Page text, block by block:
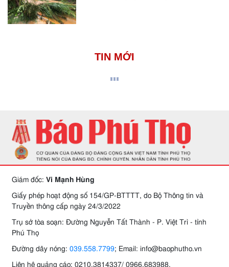
TIN MỚI
Giám đốc: Vi Mạnh Hùng
Giấy phép hoạt động số 154/GP-BTTTT, do Bộ Thông tin và
Truyền thông cấp ngày 24/3/2022
Trụ sở tòa soạn: Đường Nguyễn Tất Thành - P. Việt Trì - tỉnh
Phú Thọ
Đường dây nóng: 039.558.7799; Email: info@baophutho.vn
Liên hệ quảng cáo: 0210.3814337/ 0966.683988.